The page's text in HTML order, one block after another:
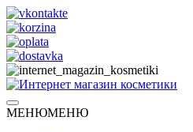
Skip
to
content
Интернет магазин
Натуральная косметика
МЕНЮМЕНЮ